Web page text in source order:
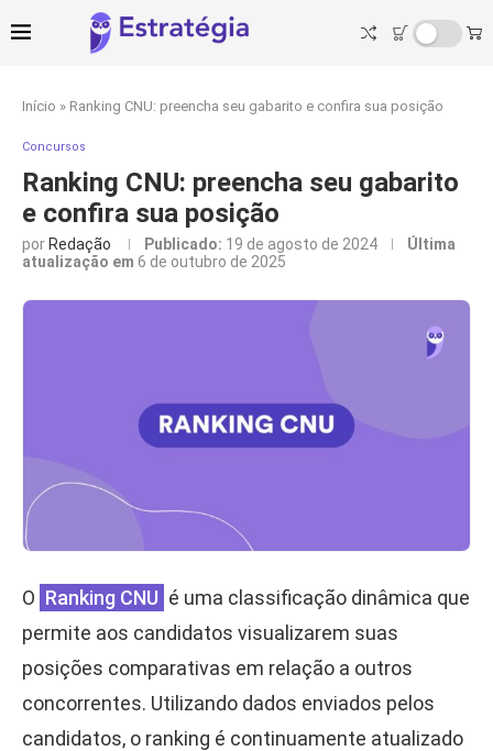
Início » Ranking CNU: preencha seu gabarito e confira sua posição
Concursos
Ranking CNU: preencha seu gabarito
e confira sua posição
por Redação Publicado: 19 de agosto de 2024
Última
atualização em 6 de outubro de 2025
O Ranking CNU é uma classificação dinâmica que
permite aos candidatos visualizarem suas
posições comparativas em relação a outros
concorrentes. Utilizando dados enviados pelos
candidatos, o ranking é continuamente atualizado